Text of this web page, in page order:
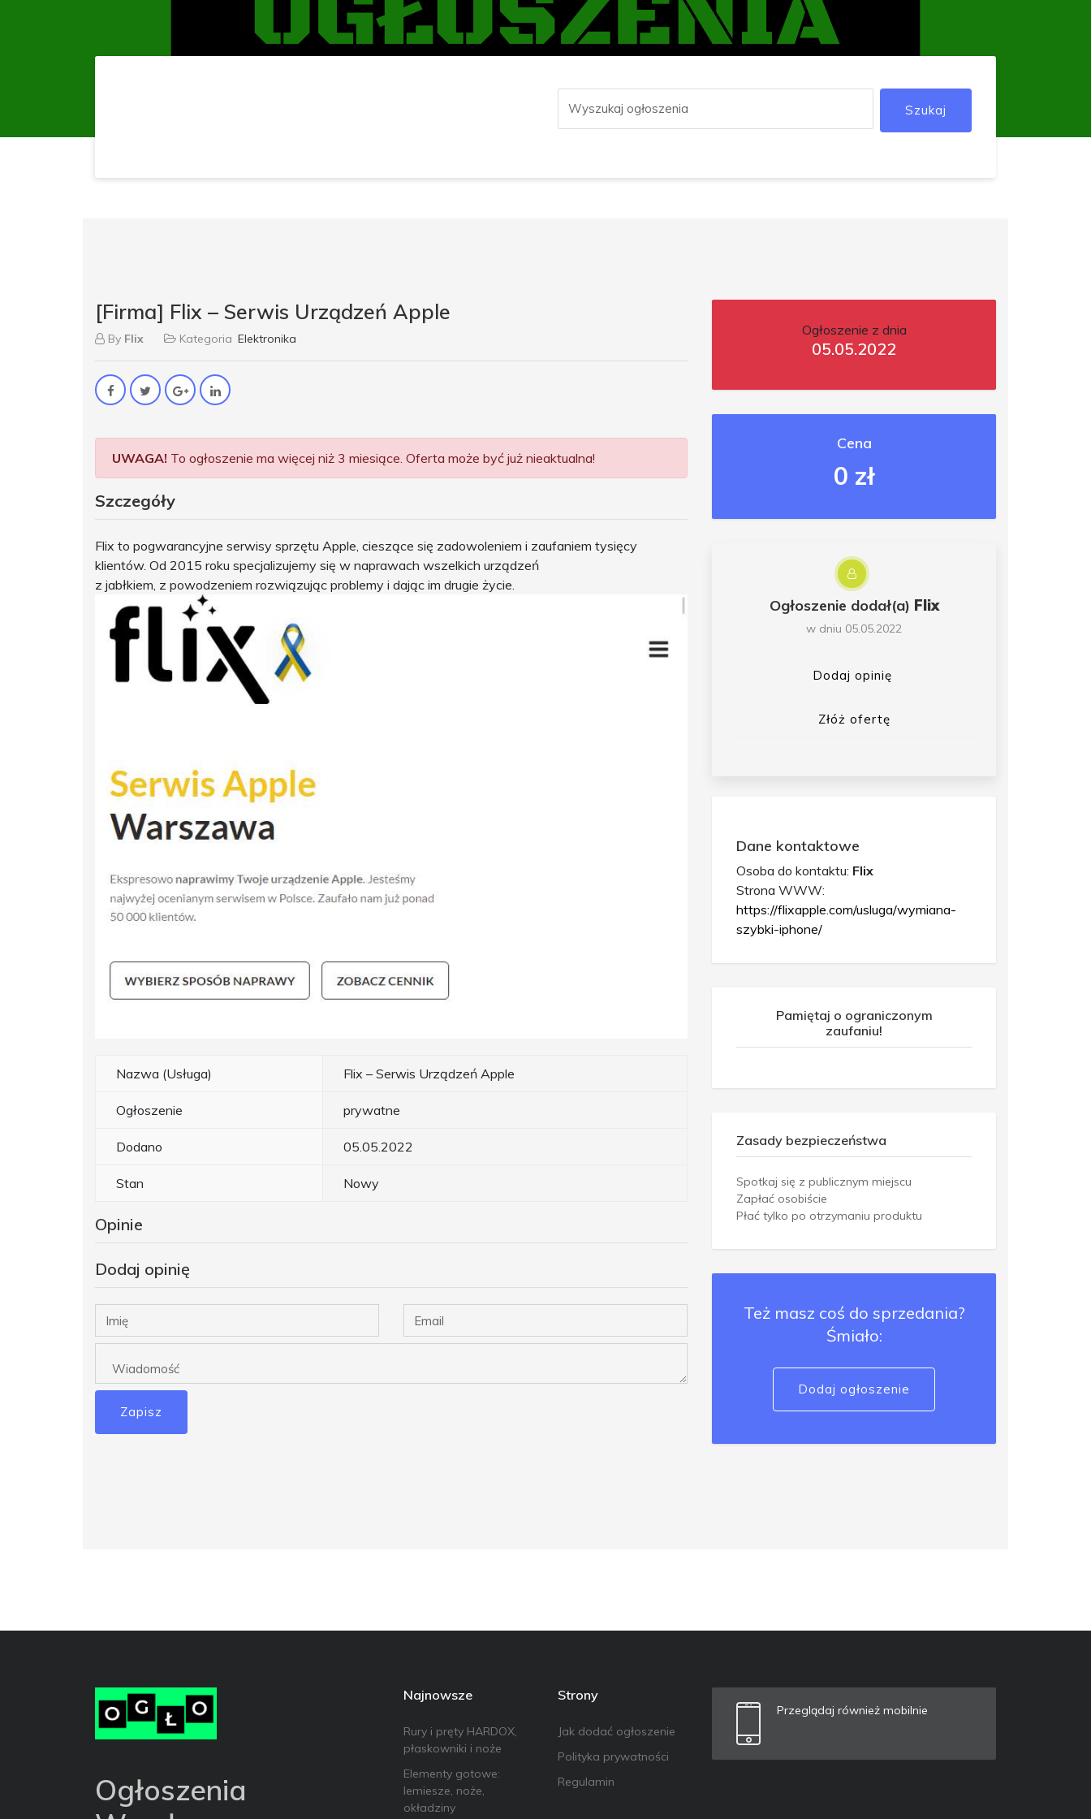
Szukaj
[Firma] Flix – Serwis Urządzeń Apple
By Flix Kategoria Elektronika
UWAGA! To ogłoszenie ma więcej niż 3 miesiące. Oferta może być już nieaktualna!
Szczegóły
Flix to pogwarancyjne serwisy sprzętu Apple, cieszące się zadowoleniem i zaufaniem tysięcy
klientów. Od 2015 roku specjalizujemy się w naprawach wszelkich urządzeń
z jabłkiem, z powodzeniem rozwiązując problemy i dając im drugie życie.
Nazwa (Usługa) Flix – Serwis Urządzeń Apple
Ogłoszenie prywatne
Dodano 05.05.2022
Stan Nowy
Opinie
Dodaj opinię
Zapisz
Ogłoszenie z dnia
05.05.2022
Cena
0 zł
Ogłoszenie dodał(a) Flix
w dniu 05.05.2022
Dodaj opinię
Złóż ofertę
Dane kontaktowe
Osoba do kontaktu: Flix
Strona WWW:
https://flixapple.com/usluga/wymiana-
szybki-iphone/
Pamiętaj o ograniczonym
zaufaniu!
Zasady bezpieczeństwa
Spotkaj się z publicznym miejscu
Zapłać osobiście
Płać tylko po otrzymaniu produktu
Też masz coś do sprzedania?
Śmiało:
Dodaj ogłoszenie
Ogłoszenia
Najnowsze
Rury i pręty HARDOX,
płaskowniki i noże
Elementy gotowe:
lemiesze, noże,
okładziny
Strony
Jak dodać ogłoszenie
Polityka prywatności
Regulamin
Przeglądaj również mobilnie